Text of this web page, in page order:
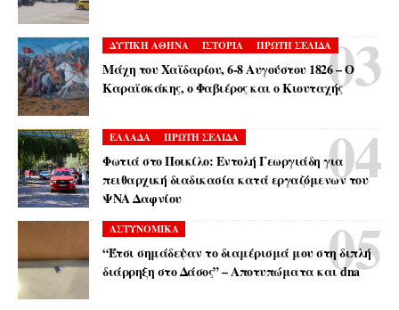
ΔΥΤΙΚΗ ΑΘΗΝΑ ΙΣΤΟΡΙΑ ΠΡΩΤΗ ΣΕΛΙΔΑ
Μάχη του Χαϊδαρίου, 6-8 Αυγούστου 1826 – Ο
Καραϊσκάκης, ο Φαβιέρος και ο Κιουταχής
ΕΛΛΑΔΑ ΠΡΩΤΗ ΣΕΛΙΔΑ
Φωτιά στο Ποικίλο: Εντολή Γεωργιάδη για
πειθαρχική διαδικασία κατά εργαζόμενων του
ΨΝΑ Δαφνίου
ΑΣΤΥΝΟΜΙΚΑ
“Έτσι σημάδεψαν το διαμέρισμά μου στη διπλή
διάρρηξη στο Δάσος” – Αποτυπώματα και dna